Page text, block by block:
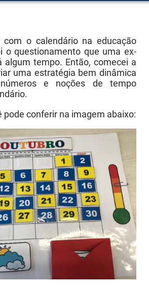
com o calendário na educação
o questionamento que uma ex-
algum tempo. Então, comecei a
uma estratégia bem dinâmica
e noções de tempo
pode conferir na imagem abaixo: